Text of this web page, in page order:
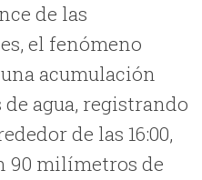
de las
el fenómeno
acumulación
agua, registrando
de las 16:00,
90 milímetros de